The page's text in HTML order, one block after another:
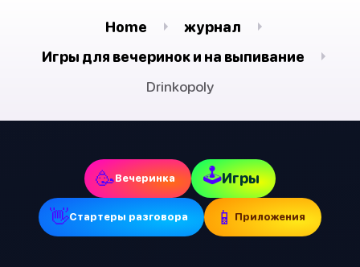
Home
журнал
Игры для вечеринок и на выпивание
Drinkopoly
🥳Вечеринка 🕹Игры
👋Стартеры разговора 📱 Приложения